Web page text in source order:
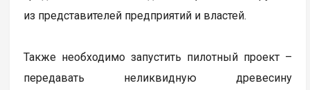
из представителей предприятий и властей.
Также необходимо запустить пилотный проект –
передавать неликвидную древесину